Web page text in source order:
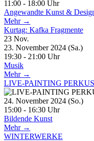
11:00 - 18:00 Uhr
Angewandte Kunst &
Mehr →
Kurtag: Kafka Fragmente
23 Nov.
23. November 2024 (Sa.)
19:30 - 21:00 Uhr
Musik
Mehr →
LIVE-PAINTING
24. November 2024 (So.)
15:00 - 16:30 Uhr
Bildende Kunst
Mehr →
WINTERWERKE